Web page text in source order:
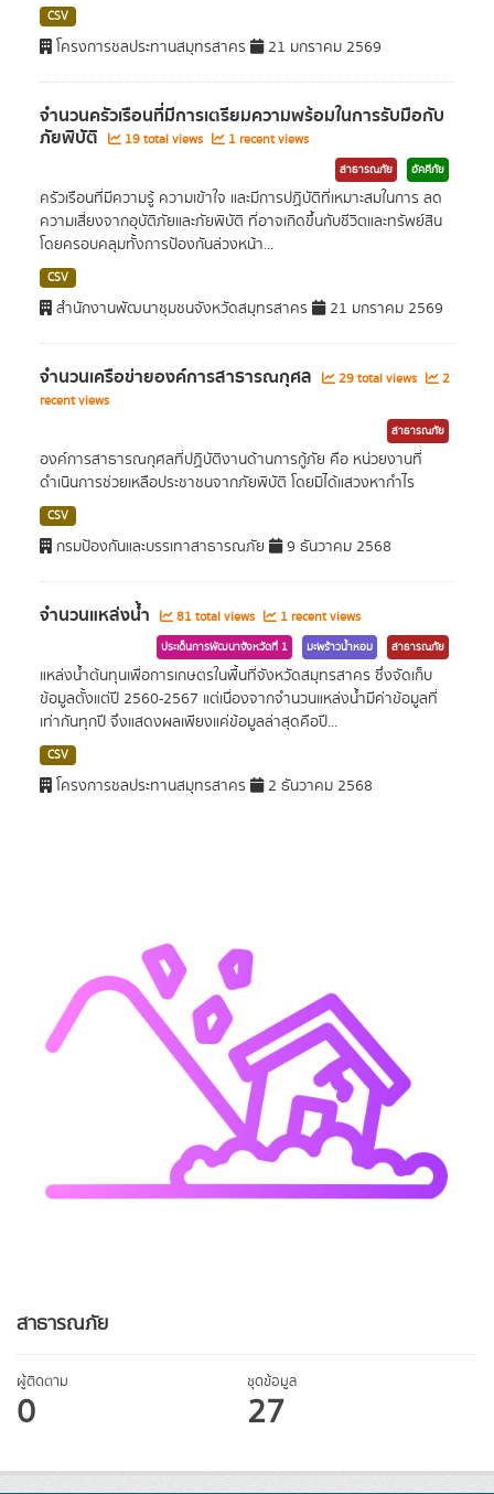
สาธารณภัย
ผู้ติดตาม
0
ชุดข้อมูล
27
CSV
โครงการชลประทานสมุทรสาคร 21 มกราคม 2569
จำนวนครัวเรือนที่มีการเตรียมความพร้อมในการรับมือกับ
ภัยพิบัติ 19 total views 1 recent views
สาธารณภัย อัคคีภัย
ครัวเรือนที่มีความรู้ ความเข้าใจ และมีการปฏิบัติที่เหมาะสมในการ ลด
ความเสี่ยงจากอุบัติภัยและภัยพิบัติ ที่อาจเกิดขึ้นกับชีวิตและทรัพย์สิน
โดยครอบคลุมทั้งการป้องกันล่วงหน้า...
CSV
สำนักงานพัฒนาชุมชนจังหวัดสมุทรสาคร 21 มกราคม 2569
จำนวนเครือข่ายองค์การสาธารณกุศล 29 total views
2
recent views
สาธารณภัย
องค์การสาธารณกุศลที่ปฏิบัติงานด้านการกู้ภัย คือ หน่วยงานที่
ดำเนินการช่วยเหลือประชาชนจากภัยพิบัติ โดยมิได้แสวงหากำไร
CSV
กรมป้องกันและบรรเทาสาธารณภัย 9 ธันวาคม 2568
จำนวนแหล่งน้ำ 81 total views 1 recent views
ประเด็นการพัฒนาจังหวัดที่ 1 มะพร้าวน้ำหอม สาธารณภัย
แหล่งน้ำต้นทุนเพื่อการเกษตรในพื้นที่จังหวัดสมุทรสาคร ซึ่งจัดเก็บ
ข้อมูลตั้งแต่ปี 2560-2567 แต่เนื่องจากจำนวนแหล่งน้ำมีค่าข้อมูลที่
เท่ากันทุกปี จึงแสดงผลเพียงแค่ข้อมูลล่าสุดคือปี...
CSV
โครงการชลประทานสมุทรสาคร 2 ธันวาคม 2568